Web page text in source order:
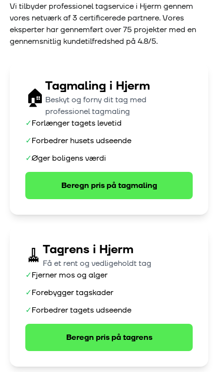
Vi tilbyder professionel tagservice i Hjerm gennem
vores netværk af3 certificerede partnere. Vores
eksperter har gennemført over75 projekter med en
gennemsnitlig kundetilfredshed på 4.8/5.
🏠 Tagmaling i Hjerm
Beskyt og forny dit tag med
professionel tagmaling
✓Forlænger tagets levetid
✓Forbedrer husets udseende
✓Øger boligens værdi
Beregn pris påtagmaling
🧹 Tagrens i Hjerm
Få et rent og vedligeholdt tag
✓Fjerner mos og alger
✓Forebygger tagskader
✓Forbedrer tagets udseende
Beregn pris påtagrens